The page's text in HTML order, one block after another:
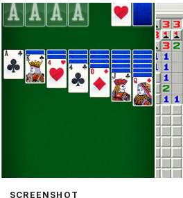
SCREENSHOT